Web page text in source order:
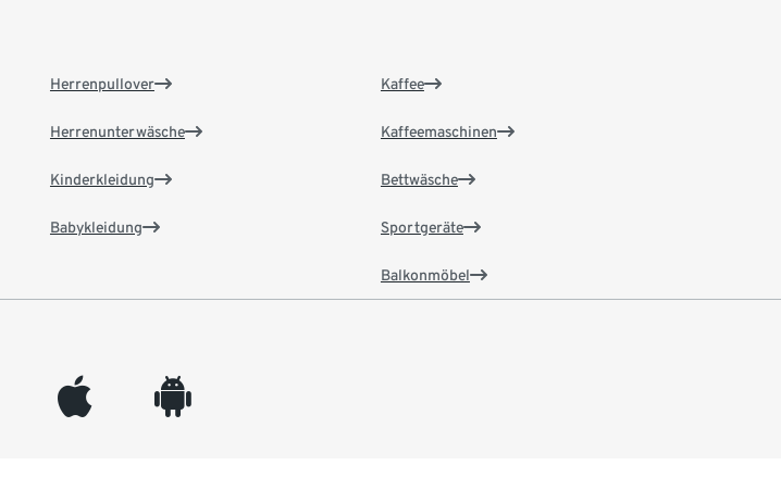
Herrenpullover
Herrenunterwäsche
Kinderkleidung
Babykleidung
Kaffee
Kaffeemaschinen
Bettwäsche
Sportgeräte
Balkonmöbel
appleinc android